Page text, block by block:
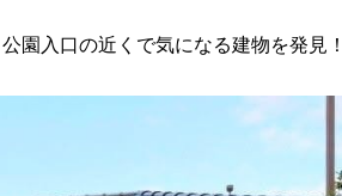
園入口の近くで気になる建物を発見